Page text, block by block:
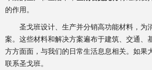
的作用。
圣戈班设计、生产并分销高功能材料，为
案。这些材料和解决方案遍布于建筑、交通、
方方面面，与我们的日常生活息息相关。如果
联系圣戈班。